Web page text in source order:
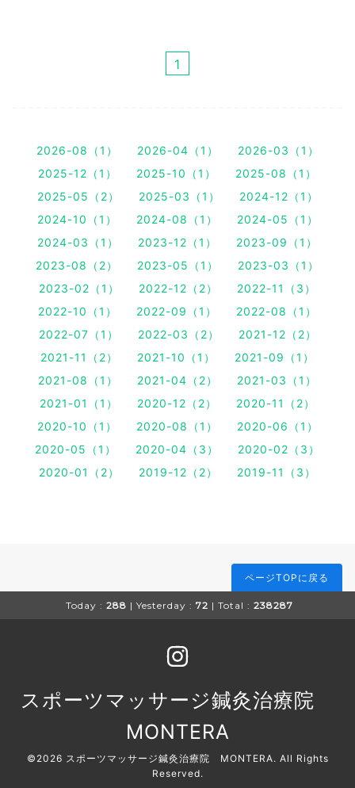
1
2026-08（1） 2026-04（1）
2026-03（1）
2025-12（1）
2025-10（1）
2025-08（1）
2025-05（2）
2025-03（1）
2024-12（1）
2024-10（1）
2024-08（1）
2024-05（1）
2024-03（1）
2023-12（1）
2023-09（1）
2023-08（2）
2023-05（1）
2023-03（1）
2023-02（1）
2022-12（2）
2022-11（3）
2022-10（1）
2022-09（1）
2022-08（1）
2022-07（1）
2022-03（2）
2021-12（2）
2021-11（2）
2021-10（1）
2021-09（1）
2021-08（1）
2021-04（2）
2021-03（1）
2021-01（1）
2020-12（2）
2020-11（2）
2020-10（1）
2020-08（1）
2020-06（1）
2020-05（1）
2020-04（3）
2020-02（3）
2020-01（2）
2019-12（2） 2019-11（3）
ページTOPに戻る
Today : 288 | Yesterday : 72 | Total : 238287
スポーツマッサージ鍼灸治療院
MONTERA
©2026 スポーツマッサージ鍼灸治療院 MONTERA. All Rights
Reserved.